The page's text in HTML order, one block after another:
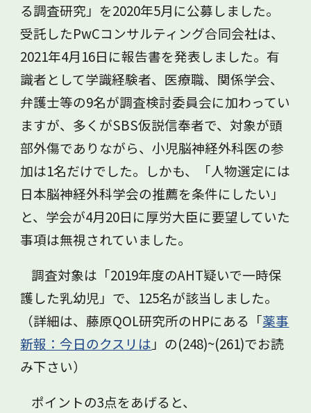
る調査研究」を2020年5月に公募しました。
受託したPwCコンサルティング合同会社は、
2021年4月16日に報告書を発表しました。有
識者として学識経験者、医療職、関係学会、
弁護士等の9名が調査検討委員会に加わってい
ますが、多くがSBS仮説信奉者で、対象が頭
部外傷でありながら、小児脳神経外科医の参
加は1名だけでした。しかも、「人物選定には
日本脳神経外科学会の推薦を条件にしたい」
と、学会が4月20日に厚労大臣に要望していた
事項は無視されていました。
調査対象は「2019年度のAHT疑いで一時保
護した乳幼児」で、125名が該当しました。
（詳細は、藤原QOL研究所のHPにある「薬事
新報：今日のクス リ は 」の(248)~(261)でお読
み下さい）
ポイントの3点をあげると、